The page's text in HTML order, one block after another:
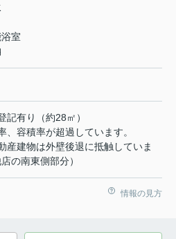
室
記有り（約28㎡）
、容積率が超過しています。
産建物は外壁後退に抵触していま
の南東側部分）
情報の見方